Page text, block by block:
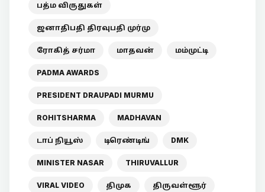
பத்ம விருதுகள்
ஜனாதிபதி திரவுபதி முர்மு
ரோகித் சர்மா மாதவன் மம்முட்டி
PADMA AWARDS
PRESIDENT DRAUPADI MURMU
ROHITSHARMA MADHAVAN
டாப் நியூஸ் டிரெண்டிங் DMK
MINISTER NASAR THIRUVALLUR
VIRAL VIDEO திமுக திருவள்ளூர்